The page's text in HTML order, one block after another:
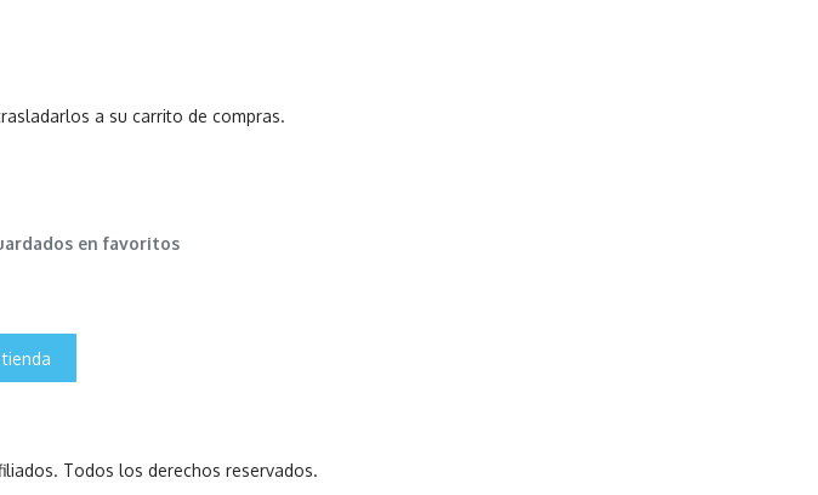
a su carrito de compras.
en favoritos
Todos los derechos reservados.